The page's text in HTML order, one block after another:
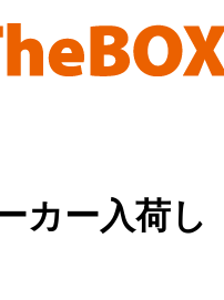
カー入荷し